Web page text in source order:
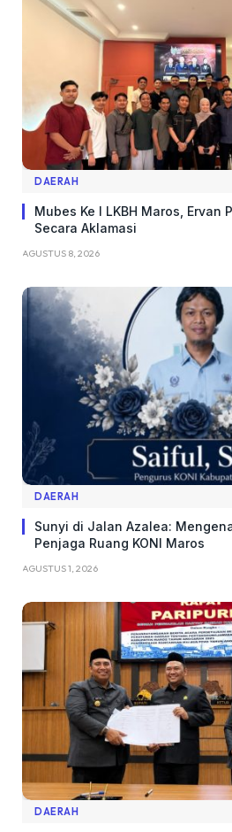
DAERAH
Mubes Ke I LKBH Maros, Ervan
Secara Aklamasi
AGUSTUS 8, 2026
DAERAH
Sunyi di Jalan Azalea:
Penjaga Ruang KONI Maros
AGUSTUS 1, 2026
DAERAH